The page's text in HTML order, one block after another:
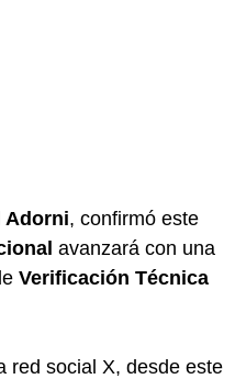
Adorni, confirmó este
avanzará con una
Verificación Técnica
red social X, desde este